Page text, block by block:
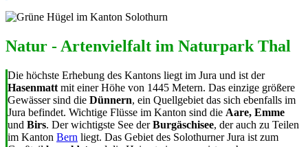
Natur - Artenvielfalt im Naturpark Thal
Die höchste Erhebung des Kantons liegt im Jura und ist der
Hasenmatt mit einer Höhe von 1445 Metern. Das einzige größere
Gewässer sind die Dünnern, ein Quellgebiet das sich ebenfalls im
Jura befindet. Wichtige Flüsse im Kanton sind die Aare, Emme
und Birs. Der wichtigste See derBurgäschisee, der auch zu Teilen
im Kanton Bern liegt. Das Gebiet des Solothurner Jura ist zum